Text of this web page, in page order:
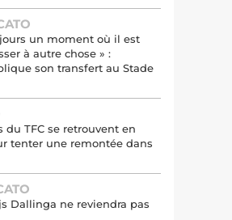
un moment où il est
à autre chose » :
son transfert au Stade
du TFC se retrouvent en
tenter une remontée dans
Dallinga ne reviendra pas